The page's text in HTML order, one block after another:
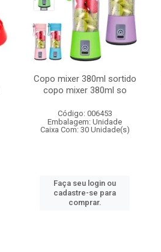
Copo mixer 380ml sortido
copo mixer 380ml so
Código: 006453
Embalagem: Unidade
Caixa Com: 30 Unidade(s)
Faça seu login ou
cadastre-se para
comprar.